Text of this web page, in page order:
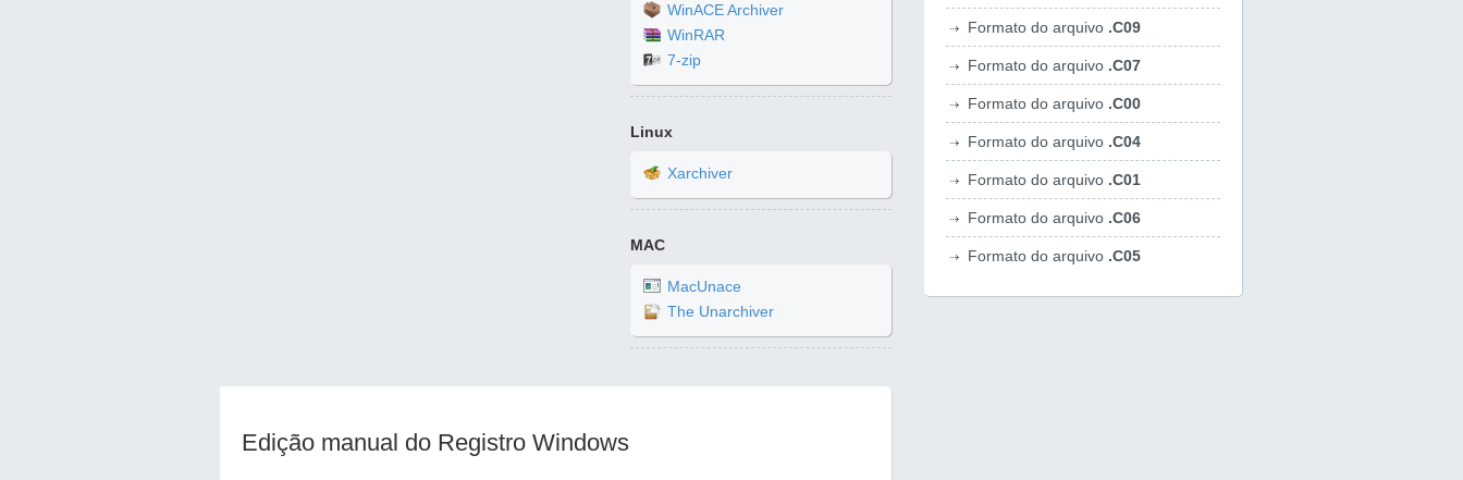
WinACE Archiver
WinRAR
7-zip
Linux
Xarchiver
MAC
MacUnace
The Unarchiver
Edição manual do Registro Windows
Formato do arquivo .C09
Formato do arquivo .C07
Formato do arquivo .C00
Formato do arquivo .C04
Formato do arquivo .C01
Formato do arquivo .C06
Formato do arquivo .C05